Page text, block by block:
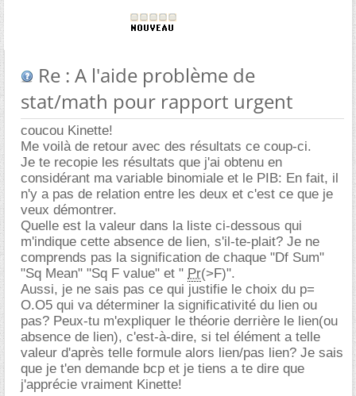
Re : A l'aide problème de
stat/math pour rapport urgent
coucou Kinette!
Me voilà de retour avec des résultats ce coup-ci.
Je te recopie les résultats que j'ai obtenu en
considérant ma variable binomiale et le PIB: En fait, il
n'y a pas de relation entre les deux et c'est ce que je
veux démontrer.
Quelle est la valeur dans la liste ci-dessous qui
m'indique cette absence de lien, s'il-te-plait? Je ne
comprends pas la signification de chaque "Df Sum"
"Sq Mean" "Sq F value" et " Pr(>F)".
Aussi, je ne sais pas ce qui justifie le choix du p=
O.O5 qui va déterminer la significativité du lien ou
pas? Peux-tu m'expliquer le théorie derrière le lien(ou
absence de lien), c'est-à-dire, si tel élément a telle
valeur d'après telle formule alors lien/pas lien? Je sais
que je t'en demande bcp et je tiens a te dire que
j'apprécie vraiment Kinette!